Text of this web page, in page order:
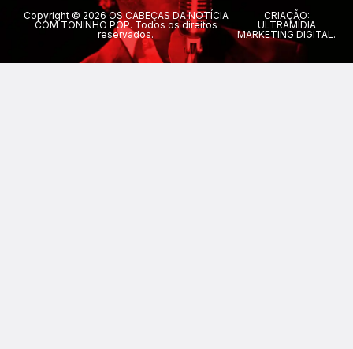
Copyright © 2026 OS CABEÇAS DA NOTÍCIA
COM TONINHO POP. Todos os direitos
reservados.
CRIAÇÃO:
ULTRAMÍDIA
MARKETING DIGITAL.